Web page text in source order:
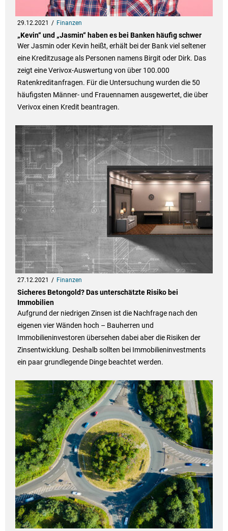
29.12.2021 Finanzen
„Kevin“ und „Jasmin“ haben es bei Banken häufig schwer
Wer Jasmin oder Kevin heißt, erhält bei der Bank viel seltener
eine Kreditzusage als Personen namens Birgit oder Dirk. Das
zeigt eine Verivox-Auswertung von über 100.000
Ratenkreditanfragen. Für die Untersuchung wurden die 50
häufigsten Männer- und Frauennamen ausgewertet, die über
Verivox einen Kredit beantragen.
27.12.2021 Finanzen
Sicheres Betongold? Das unterschätzte Risiko bei
Immobilien
Aufgrund der niedrigen Zinsen ist die Nachfrage nach den
eigenen vier Wänden hoch – Bauherren und
Immobilieninvestoren übersehen dabei aber die Risiken der
Zinsentwicklung. Deshalb sollten bei Immobilieninvestments
ein paar grundlegende Dinge beachtet werden.